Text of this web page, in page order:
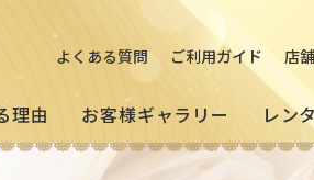
よくある質問 ご利用ガイド 店
理由 お客様ギャラリー レン